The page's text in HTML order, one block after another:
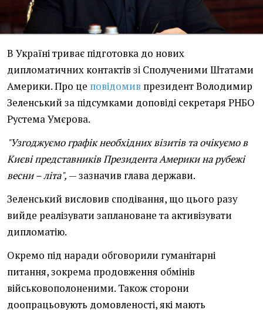
В Україні триває підготовка до нових
дипломатичних контактів зі Сполученими Штатами
Америки. Про це повідомив президент Володимир
Зеленський за підсумками доповіді секретаря РНБО
Рустема Умєрова.
"Узгоджуємо графік необхідних візитів та очікуємо в
Києві представників Президента Америки на рубежі
весни – літа", — зазначив глава держави.
Зеленський висловив сподівання, що цього разу
вийде реалізувати заплановане та активізувати
дипломатію.
Окремо під наради обговорили гуманітарні
питання, зокрема продовження обмінів
військовополоненими. Також сторони
доопрацьовують домовленості, які мають